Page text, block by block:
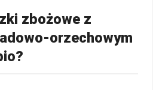
zbożowe z
orzechowym